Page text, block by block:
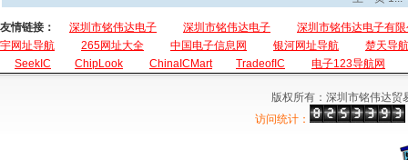
友情链接： 深圳市铭伟达电子 深圳市铭伟达电子
深圳市铭伟达电子有
宇网址导航
265网址大全 中国电子信息网 银河网址导航
楚天导航
SeekIC
ChipLook ChinaICMart TradeofIC 电子123导航网
版权所有：深圳市铭伟达
访问统计：